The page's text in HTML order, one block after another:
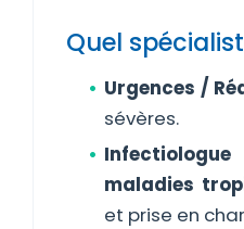
Quel
Urgences /
sévères.
maladies
et prise en